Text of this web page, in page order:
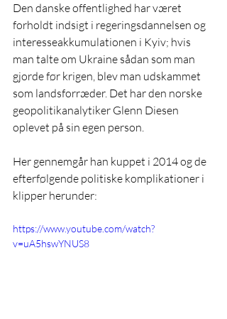
Den danske offentlighed har været
forholdt indsigt i regeringsdannelsen og
interesseakkumulationen i Kyiv; hvis
man talte om Ukraine sådan som man
gjorde før krigen, blev man udskammet
som landsforræder. Det har den norske
geopolitikanalytiker Glenn Diesen
oplevet på sin egen person.
Her gennemgår han kuppet i 2014 og de
efterfølgende politiske komplikationer i
klipper herunder:
https://www.youtube.com/watch?
v=uA5hswYNUS8